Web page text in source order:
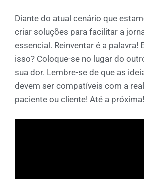
Diante do atual cenário que
criar soluções para facilitar a
essencial. Reinventar é a palavra!
isso? Coloque-se no lugar do
sua dor. Lembre-se de que as
devem ser compatíveis com a
paciente ou cliente! Até a próxima!